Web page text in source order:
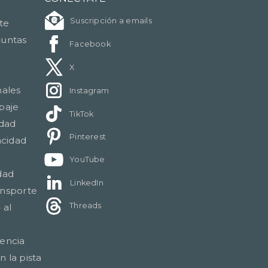
al
la pista
Suscripción a emails
Facebook
X
Instagram
TikTok
Pinterest
YouTube
LinkedIn
Threads